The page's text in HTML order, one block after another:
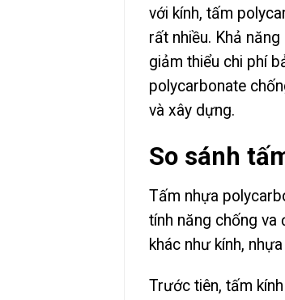
với kính, tấm
rất nhiều. Khả
giảm thiểu chi phí
polycarbonate
và xây dựng.
So sánh
Tấm nhựa
tính năng chống va
khác như kính,
Trước tiên, tấm